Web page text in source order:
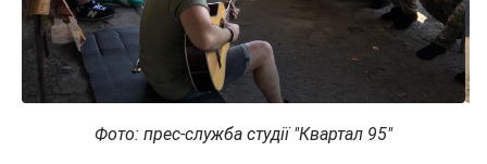
Фото: прес-служба студії "Квартал 95"